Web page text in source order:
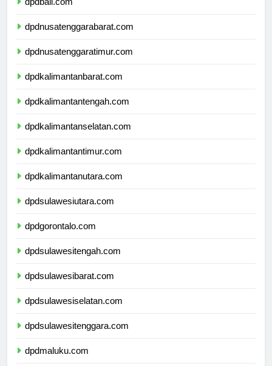
dpdnusatenggarabarat.com
dpdnusatenggaratimur.com
dpdkalimantanbarat.com
dpdkalimantantengah.com
dpdkalimantanselatan.com
dpdkalimantantimur.com
dpdkalimantanutara.com
dpdsulawesiutara.com
dpdgorontalo.com
dpdsulawesitengah.com
dpdsulawesibarat.com
dpdsulawesiselatan.com
dpdsulawesitenggara.com
dpdmaluku.com